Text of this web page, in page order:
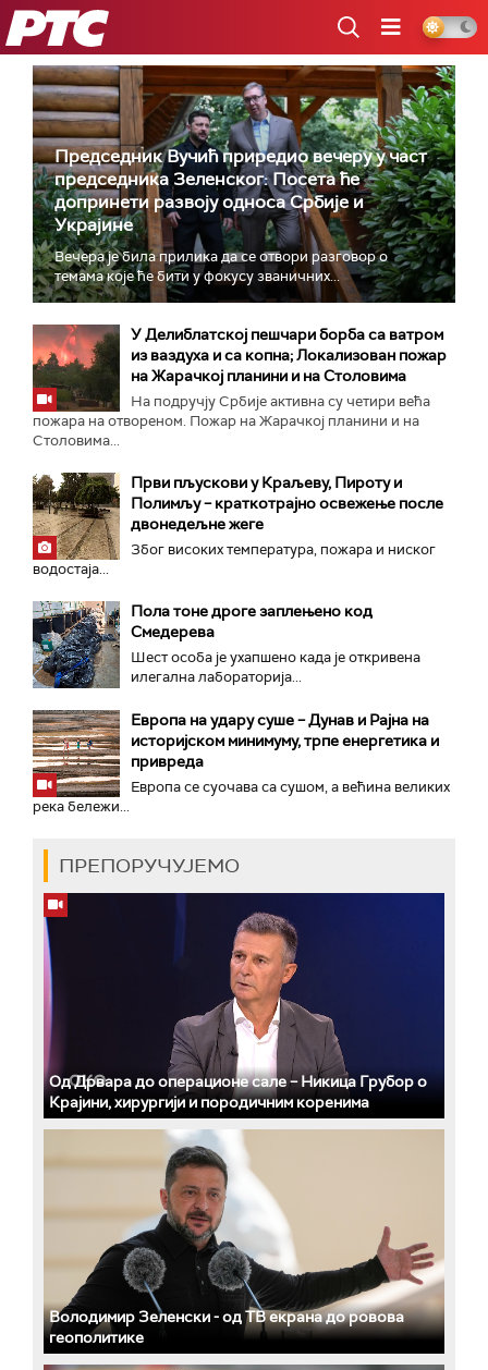
РТС
Председник Вучић приредио вечеру у част
председника Зеленског: Посета ће
допринети развоју односа Србије и
Украјине
Вечера је била прилика да се отвори разговор о
темама које ће бити у фокусу званичних...
У Делиблатској пешчари борба са ватром
из ваздуха и са копна; Локализован пожар
на Жарачкој планини и на Столовима
На подручју Србије активна су четири већа
пожара на отвореном. Пожар на Жарачкој планини и на
Столовима...
Први пљускови у Краљеву, Пироту и
Полимљу – краткотрајно освежење после
двонедељне жеге
Због високих температура, пожара и ниског
водостаја...
Пола тоне дроге заплењено код
Смедерева
Шест особа је ухапшено када је откривена
илегална лабораторија...
Европа на удару суше – Дунав и Рајна на
историјском минимуму, трпе енергетика и
привреда
Европа се суочава са сушом, а већина великих
река бележи...
ПРЕПОРУЧУЈЕМО
Од Дрвара до операционе сале – Никица Грубор о
Крајини, хирургији и породичним коренима
Володимир Зеленски - од ТВ екрана до ровова
геополитике